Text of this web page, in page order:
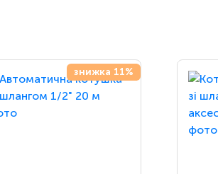
знижка 11%